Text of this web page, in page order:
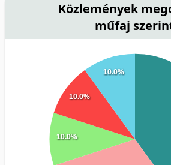
Közlemények
műfaj
10.0%
10.0%
10.0%